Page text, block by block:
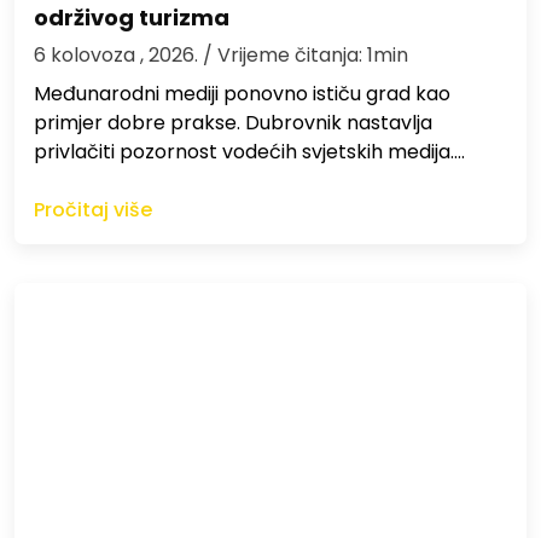
održivog turizma
6 kolovoza , 2026. / Vrijeme čitanja: 1min
Međunarodni mediji ponovno ističu grad kao
primjer dobre prakse. Dubrovnik nastavlja
privlačiti pozornost vodećih svjetskih medija.…
Pročitaj više